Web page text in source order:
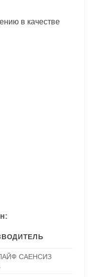
в качестве
САЕНСИЗ